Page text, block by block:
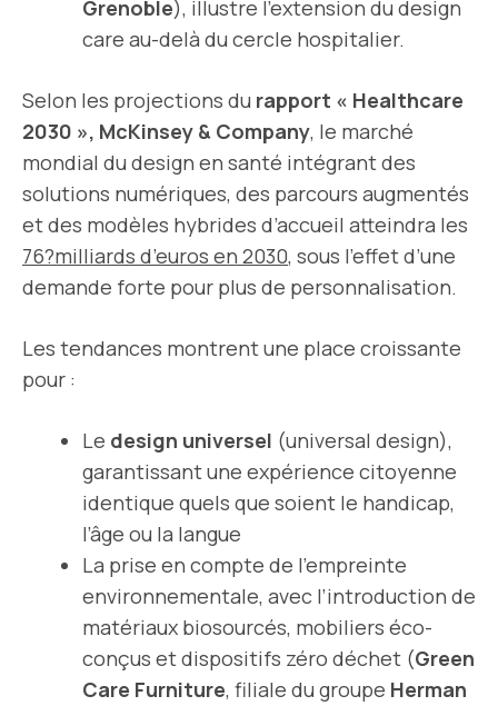
Grenoble), illustre l’extension du design
care au-delà du cercle hospitalier.
Selon les projections du rapport « Healthcare
2030 », McKinsey & Company, le marché
mondial du design en santé intégrant des
solutions numériques, des parcours augmentés
et des modèles hybrides d’accueil atteindra les
76?milliards d’euros en 2030, sous l’effet d’une
demande forte pour plus de personnalisation.
Les tendances montrent une place croissante
pour :
Le design universel (universal design),
garantissant une expérience citoyenne
identique quels que soient le handicap,
l’âge ou la langue
La prise en compte de l’empreinte
environnementale, avec l’introduction de
matériaux biosourcés, mobiliers éco-
conçus et dispositifs zéro déchet (Green
Care Furniture, filiale du groupe Herman